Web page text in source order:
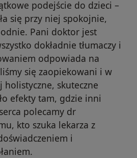
podejście do dzieci –
się przy niej spokojnie,
Pani doktor jest
dokładnie tłumaczy i
odpowiada na
się zaopiekowani i w
holistyczne, skuteczne
efekty tam, gdzie inni
polecamy dr
kto szuka lekarza z
i